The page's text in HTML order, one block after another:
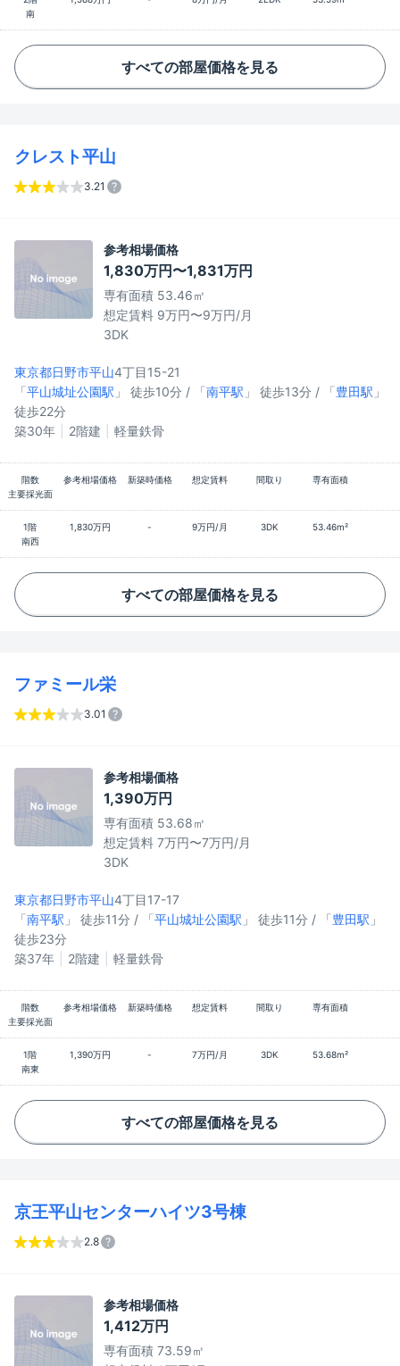
南
すべての部屋価格を見る
クレスト平山
3.21
参考相場価格
1,830万円〜1,831万円
専有面積 53.46㎡
想定賃料 9万円〜9万円/月
3DK
東京都日野市平山4丁目15-21
「平山城址公園駅 」 徒歩10分 / 「南平駅 」 徒歩13分 / 「豊田駅 」
徒歩22分
築30年
2階建 軽量鉄骨
階数 参考相場価格 新築時価格 想定賃料 間取り
専有面積
主要採光面
1階 1,830万円 - 9万円/月 3DK
53.46m²
南西
すべての部屋価格を見る
ファミール栄
3.01
参考相場価格
1,390万円
専有面積 53.68㎡
想定賃料 7万円〜7万円/月
3DK
東京都日野市平山4丁目17-17
「南平駅 」 徒歩11分 / 「平山城址公園駅 」 徒歩11分 / 「豊田駅 」
徒歩23分
築37年
2階建 軽量鉄骨
階数 参考相場価格 新築時価格 想定賃料 間取り
専有面積
主要採光面
1階 1,390万円 - 7万円/月 3DK
53.68m²
南東
すべての部屋価格を見る
京王平山センターハイツ3号棟
2.8
参考相場価格
1,412万円
専有面積 73.59㎡